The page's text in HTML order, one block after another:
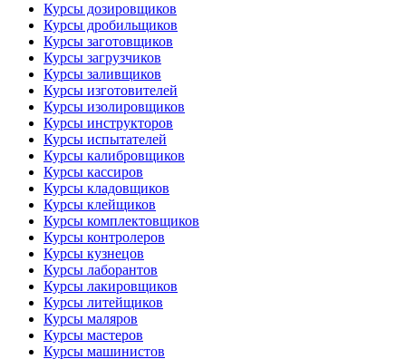
Курсы дозировщиков
Курсы дробильщиков
Курсы заготовщиков
Курсы загрузчиков
Курсы заливщиков
Курсы изготовителей
Курсы изолировщиков
Курсы инструкторов
Курсы испытателей
Курсы калибровщиков
Курсы кассиров
Курсы кладовщиков
Курсы клейщиков
Курсы комплектовщиков
Курсы контролеров
Курсы кузнецов
Курсы лаборантов
Курсы лакировщиков
Курсы литейщиков
Курсы маляров
Курсы мастеров
Курсы машинистов